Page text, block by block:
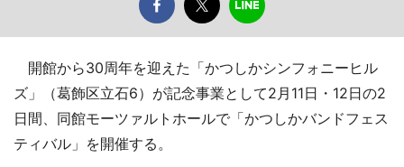
開館から30周年を迎えた「かつしかシンフォニーヒル
ズ」（葛飾区立石6）が記念事業として2月11日・12日の2
日間、同館モーツァルトホールで「かつしかバンドフェス
ティバル」を開催する。